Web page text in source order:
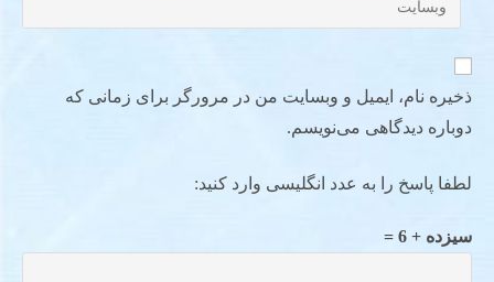
ذخیره نام، ایمیل و وبسایت من در مرورگر برای زمانی که
دوباره دیدگاهی می‌نویسم.
لطفا پاسخ را به عدد انگلیسی وارد کنید:
سیزده + 6 =